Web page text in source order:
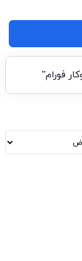
فورام”